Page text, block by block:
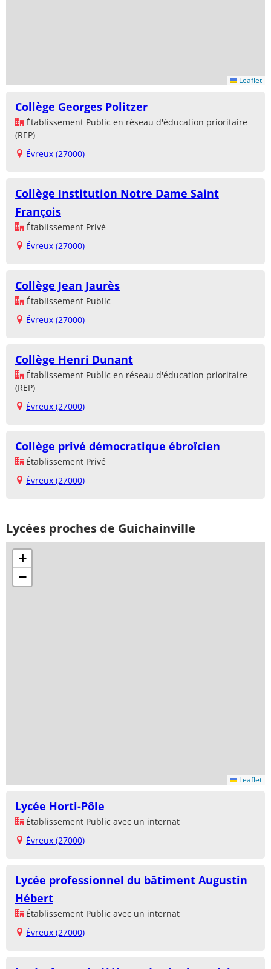
Leaflet
Collège Georges Politzer
Établissement Public en réseau d'éducation prioritaire
(REP)
Évreux (27000)
Collège Institution Notre Dame Saint
François
Établissement Privé
Évreux (27000)
Collège Jean Jaurès
Établissement Public
Évreux (27000)
Collège Henri Dunant
Établissement Public en réseau d'éducation prioritaire
(REP)
Évreux (27000)
Collège privé démocratique ébroïcien
Établissement Privé
Évreux (27000)
Lycées proches de Guichainville
+
−
Leaflet
Lycée Horti-Pôle
Établissement Public avec un internat
Évreux (27000)
Lycée professionnel du bâtiment Augustin
Hébert
Établissement Public avec un internat
Évreux (27000)